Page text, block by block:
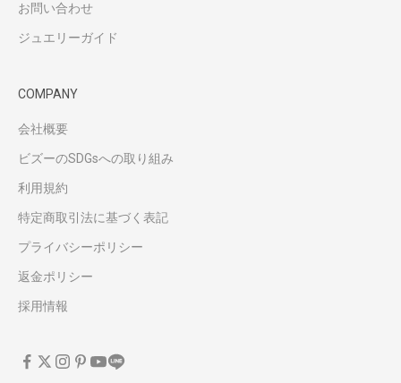
お問い合わせ
ジュエリーガイド
COMPANY
会社概要
ビズーのSDGsへの取り組み
利用規約
特定商取引法に基づく表記
プライバシーポリシー
返金ポリシー
採用情報